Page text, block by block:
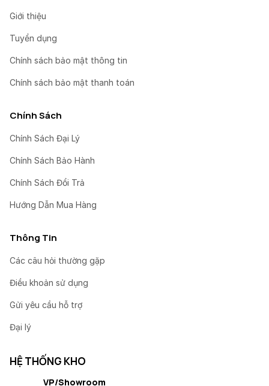
Giới thiệu
Tuyển dụng
Chính sách bảo mật thông tin
Chính sách bảo mật thanh toán
Chính Sách
Chính Sách Đại Lý
Chính Sách Bảo Hành
Chính Sách Đổi Trả
Hướng Dẫn Mua Hàng
Thông Tin
Các câu hỏi thường gặp
Điều khoản sử dụng
Gửi yêu cầu hỗ trợ
Đại lý
HỆ THỐNG KHO
VP/Showroom